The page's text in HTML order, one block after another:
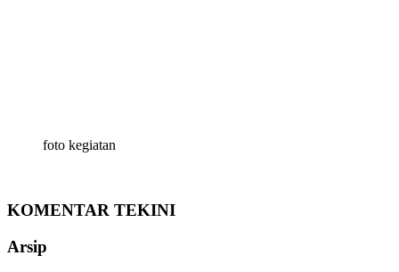
foto kegiatan
KOMENTAR TEKINI
Arsip